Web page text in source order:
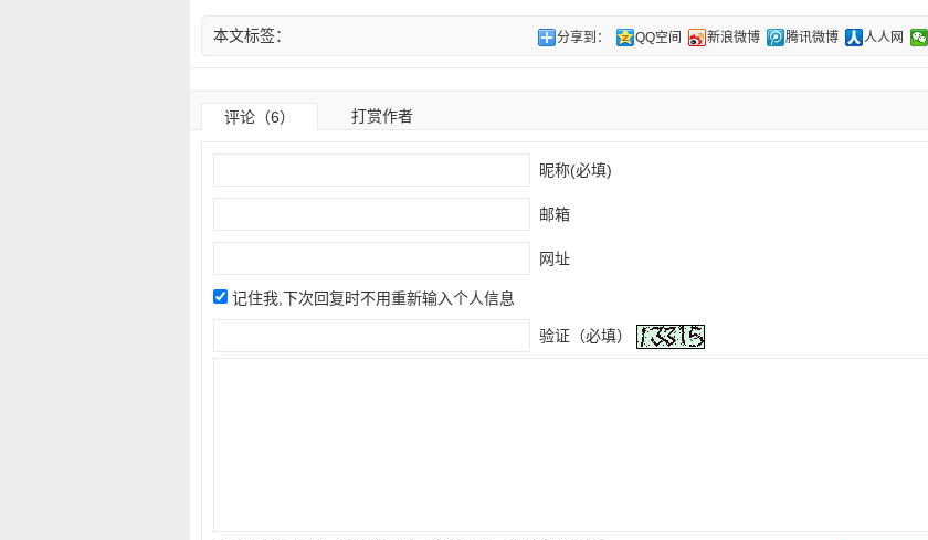
分享到： QQ空间 新浪微博 腾讯微博 人人网
本文标签：
评论（6） 打赏作者
昵称(必填)
邮箱
网址
记住我,下次回复时不用重新输入个人信息
验证（必填）